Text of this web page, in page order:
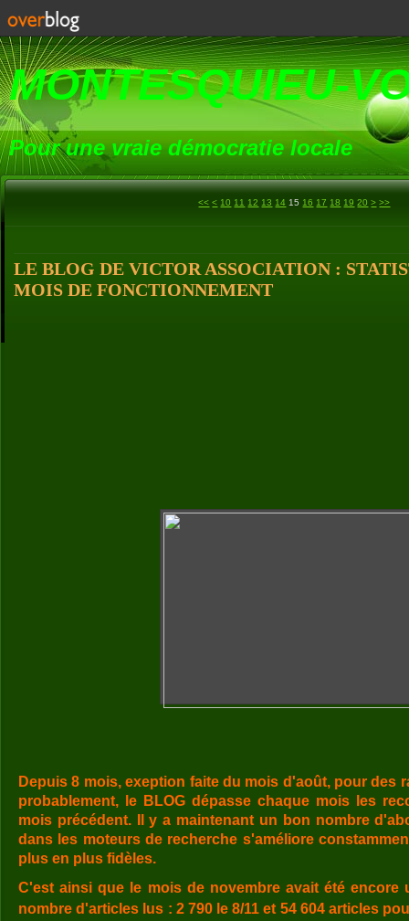
MONTESQUIEU-
Pour une vraie démocratie locale
<< < 10 11 12 13 14 15 16 17 18 19 20 30
40
> >>
LE BLOG DE VICTOR ASSOCIATION :
MOIS DE FONCTIONNEMENT
Depuis 8 mois, exeption faite du mois d'août, pour des
probablement, le BLOG dépasse chaque mois les
mois précédent. Il y a maintenant un bon nombre
dans les moteurs de recherche s'améliore
plus en plus fidèles.
C'est ainsi que le mois de novembre avait été
nombre d'articles lus : 2 790 le 8/11 et 54 604 articles